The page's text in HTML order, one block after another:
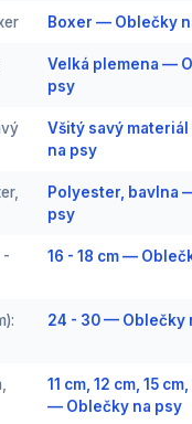
Boxer — Oblečky
Velká plemena —
psy
Všitý savý
na psy
Polyester, bavlna
psy
-
16 - 18 cm —
24 - 30 — Oblečky
11 cm, 12 cm, 15
— Oblečky na psy